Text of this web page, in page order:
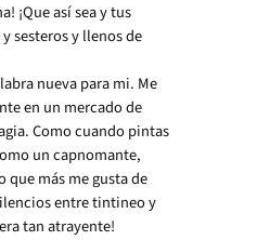
¡Que así sea y tus
sesteros y llenos de
nueva para mi. Me
en un mercado de
Como cuando pintas
un capnomante,
que más me gusta de
entre tintineo y
tan atrayente!